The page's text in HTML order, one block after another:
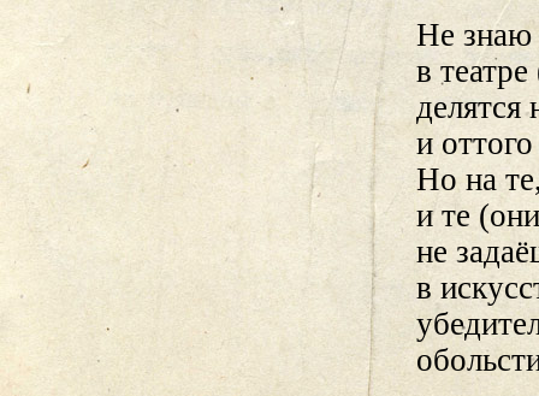
Не знаю
в
делятся
и
Но на
и те
не
в